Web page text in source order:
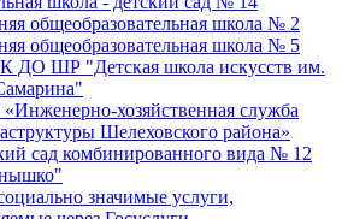
общеобразовательная школа № 2
общеобразовательная школа № 5
ДО ШР "Детская школа искусств им.
хозяйственная служба
Шелеховского района»
сад комбинированного вида № 12
значимые услуги,